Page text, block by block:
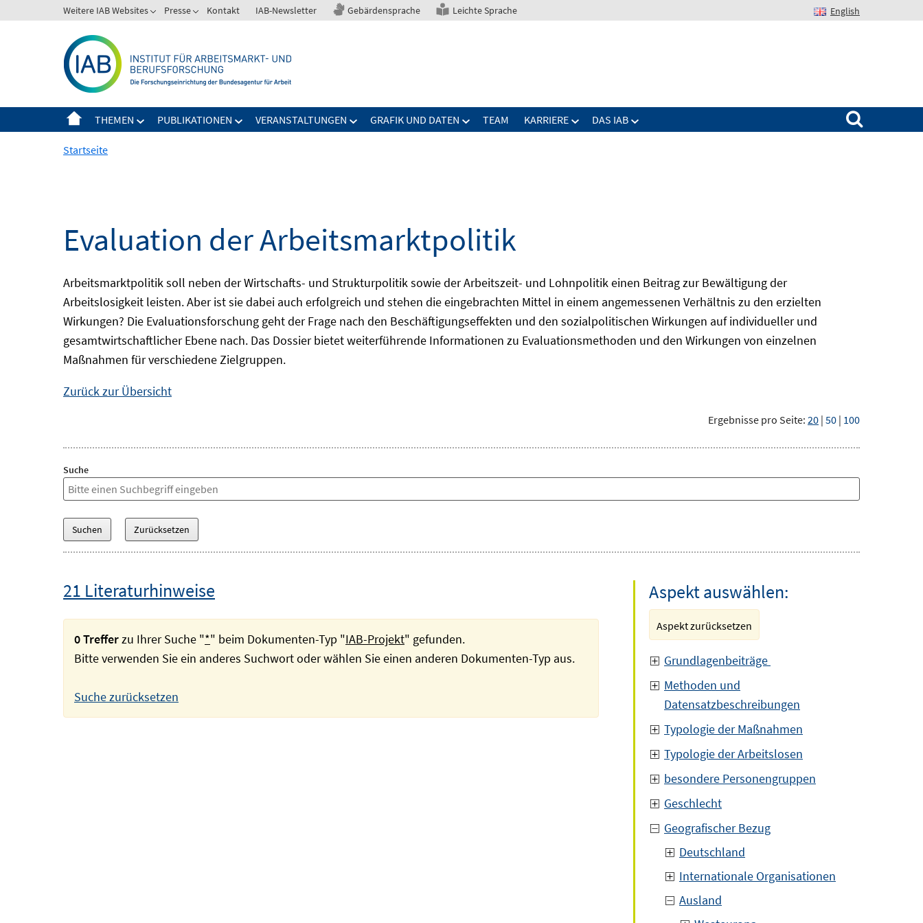
zum
Weitere IAB Websites Presse Kontakt IAB-Newsletter Gebärdensprache Leichte Sprache English
THEMEN PUBLIKATIONEN VERANSTALTUNGEN GRAFIK UND DATEN TEAM KARRIERE DAS IAB
Suchen nach:
Startseite
Evaluation der Arbeitsmarktpolitik
Arbeitsmarktpolitik soll neben der Wirtschafts- und Strukturpolitik sowie der Arbeitszeit- und Lohnpolitik einen Beitrag zur Bewältigung der
Arbeitslosigkeit leisten. Aber ist sie dabei auch erfolgreich und stehen die eingebrachten Mittel in einem angemessenen Verhältnis zu den erzielten
Wirkungen? Die Evaluationsforschung geht der Frage nach den Beschäftigungseffekten und den sozialpolitischen Wirkungen auf individueller und
gesamtwirtschaftlicher Ebene nach. Das Dossier bietet weiterführende Informationen zu Evaluationsmethoden und den Wirkungen von einzelnen
Maßnahmen für verschiedene Zielgruppen.
Zurück zur Übersicht
Ergebnisse pro Seite: 20 | 50 | 100
Suche
21 Literaturhinweise
0 Trefferzu Ihrer Suche "*" beim Dokumenten-Typ "IAB-Projekt" gefunden.
Bitte verwenden Sie ein anderes Suchwort oder wählen Sie einen anderen Dokumenten-Typ aus.
Suche zurücksetzen
Aspekt auswählen:
Aspekt zurücksetzen
Grundlagenbeiträge
Methoden und
Datensatzbeschreibungen
Typologie der Maßnahmen
Typologie der Arbeitslosen
besondere Personengruppen
Geschlecht
Geografischer Bezug
Deutschland
Internationale Organisationen
Ausland